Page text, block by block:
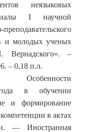
неязыковых
I научной
и молодых ученых
–
– 0,18 п.л.
в обучении
и формирование
в актах
— Иностранная